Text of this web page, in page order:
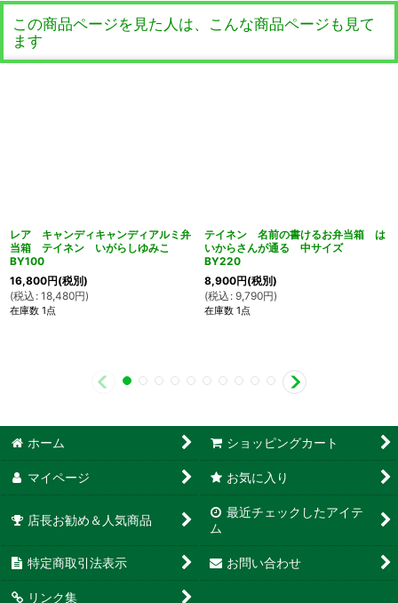
この商品ページを見た人は、こんな商品ページも見て
ます
レア キャンディキャンディアルミ弁
当箱 テイネン いがらしゆみこ
BY100
16,800円(税別)
(税込 : 18,480円)
在庫数 1点
テイネン 名前の書けるお弁当箱 は
いからさんが通る 中サイズ
BY220
8,900円(税別)
(税込 : 9,790円)
在庫数 1点
ホーム ショッピングカート
マイページ お気に入り
店長お勧め＆人気商品
最近チェックしたアイテ
ム
特定商取引法表示 お問い合わせ
リンク集